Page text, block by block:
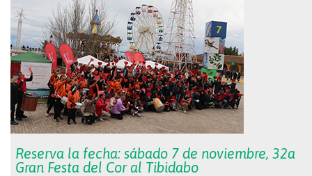
Reserva la fecha: sábado 7 de noviembre, 32a
Gran Festa del Cor al Tibidabo